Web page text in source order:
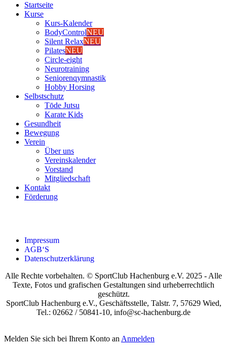
Start­sei­te
Kur­se
Kurs-Kalen­­der
Body­Con­trolNEU
Silent RelaxNEU
Pila­tesNEU
Cir­cle-eight
Neu­ro­trai­ning
Senio­ren­qym­nas­tik
Hob­by Hor­sing
Selbst­schutz
Tōde Jutsu
Kara­te Kids
Gesund­heit
Bewe­gung
Ver­ein
Über uns
Ver­einska­len­der
Vor­stand
Mit­glied­schaft
Kon­takt
För­de­rung
Impres­sum
AGB‘S
Daten­schutz­er­klä­rung
Alle Rechte vorbehalten. © SportClub Hachenburg e.V. 2025 - Alle
Texte, Fotos und grafischen Gestaltungen sind urheberrechtlich
geschützt.
SportClub Hachenburg e.V., Geschäftsstelle, Talstr. 7, 57629 Wied,
Tel.: 02662 / 50841-10, info@sc-hachenburg.de
Melden Sie sich bei Ihrem Konto an Anmelden